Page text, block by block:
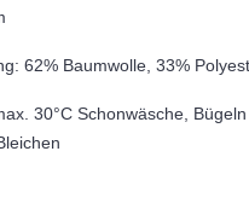
62% Baumwolle, 33%
30°C Schonwäsche, Bügeln